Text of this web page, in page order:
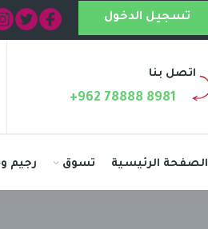
تسجيل الدخول
اتصل بنا
+962 78888 8981
الصفحة الرئيسية تسوق رجيم